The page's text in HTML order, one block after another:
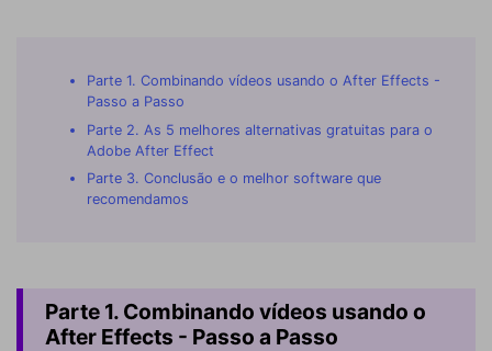
Parte 1. Combinando vídeos usando o After Effects -
Passo a Passo
Parte 2. As 5 melhores alternativas gratuitas para o
Adobe After Effect
Parte 3. Conclusão e o melhor software que
recomendamos
Parte 1. Combinando vídeos usando o
After Effects - Passo a Passo